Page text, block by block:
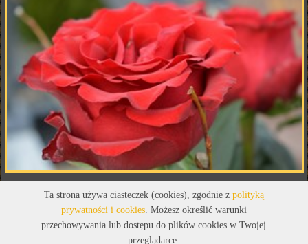
Ta strona używa ciasteczek (cookies), zgodnie z polityką
prywatności i cookies. Możesz określić warunki
przechowywania lub dostępu do plików cookies w Twojej
przeglądarce.